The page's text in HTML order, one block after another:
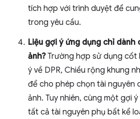
tích hợp với trình duyệt để
trong yêu cầu.
Liệu gợi ý ứng dụng chỉ
ảnh?Trường hợp sử dụng cốt
ý về DPR, Chiều rộng khung
để cho phép chọn tài nguyên
ảnh. Tuy nhiên, cùng một gợi
tất cả tài nguyên phụ bất kể